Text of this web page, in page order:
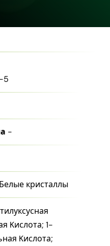
5
-
Белые кристаллы
Kислота; 1-
Kислота;